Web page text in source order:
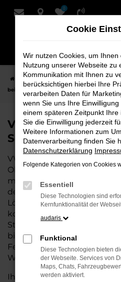
Zum
0
Startseite Oldenburg VW VW
bei Schmidt + Koch für Oldenburg
VW Touareg
Schmidt + Koch für
VW Touareg ist die perfekte
Oldenburg einen
modernen Technik,
dem stilvollen Design ist der
Lösung für jeden, der ein
komfortables Fahrzeug
Stadtverkehr oder längere
bietet Ihnen höchsten
Features und eine
Wirtschaftlichkeit.
Ihr VW Autohaus in
Cookie
Wir nutzen Cookies, um
Nutzung unserer Webseite zu
Kommunikation mit Ihnen zu
berücksichtigen hierbei Ihre
verarbeiten Daten für
wenn Sie uns Ihre
einem späteren Zeitpunkt
Sie die Einwilligung jederzeit
Weitere Informationen zum
Datenverarbeitung finden Sie
Datenschutzerklärung
Folgende Kategorien von Cookies
Essentiell
Diese Technologien sind
Kernfunktionalität der
audaris
Funktional
Diese Technologien bieten
der Webseite. Services von
Maps, Chats,
werden aktiviert.